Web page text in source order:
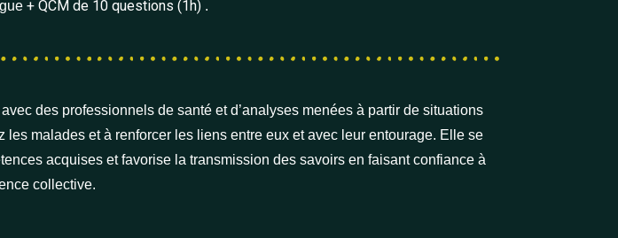
+ QCM de 10 questions (1h) .
des professionnels de santé et d’analyses menées à partir de situations
malades et à renforcer les liens entre eux et avec leur entourage. Elle se
acquises et favorise la transmission des savoirs en faisant confiance à
collective.